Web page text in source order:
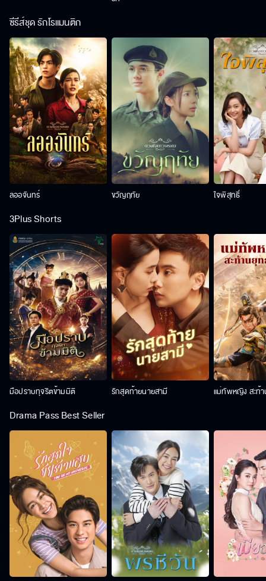
ซีรีส์ชุด รักโรแมนติก
ลออจันทร์ ขวัญฤทัย ใจพิสุทธิ์
3Plus Shorts
มือปราบทุจริตข้ามมิติ รักสุดท้ายนายสามี แม่ทัพหญิง สะท้
Drama Pass Best Seller